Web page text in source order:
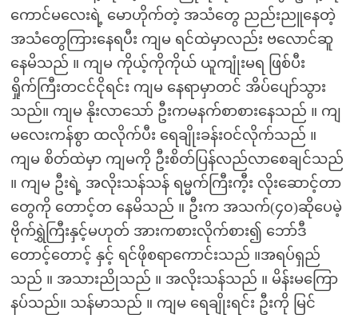
ကောင်မလေး‌ရဲ့ မောဟိုက်တဲ့ အသံတွေ ညည်းညူနေတဲ့
အသံတွေကြားနေရပီး ကျမ ရင်ထဲမှာလည်း ဗလောင်ဆူ
နေမိသည် ။ ကျမ ကိုယ့်ကိုကိုယ် ယူကျုံးမရ ဖြစ်ပီး
ရှိုက်ကြီးတငင်ငိုရင်း ကျမ‌ နေရာမှာတင် အိပ်ပျော်သွား
သည်။ ကျမ နိုးလာသော် ဦးကမနက်စာစားနေသည် ။ ကျ
မလေးကန်စွာ ထလိုက်ပီး ရေချိုးခန်းဝင်လိုက်သည် ။
ကျမ စိတ်ထဲမှာ ကျမကို ဦးစိတ်ပြန်လည်လာစေချင်သည်
။ ကျမ ဦးရဲ့ အလိုးသန်သန် ရမ္မက်ကြီးကီ့း လိုးဆောင့်တာ
တွေကို တောင့်တ နေမိသည် ။ ဦးက အသက်(၄၀)ဆိုပေမဲ့
ဗိုက်ရွှဲကြီးနှင့်မဟုတ် အားကစားလိုက်စား၍ ဘော်ဒီ
တောင့်တောင့် နှင့် ရင်ဖိုစရာကောင်းသည် ။အရပ်ရှည်
သည် ။ အသားညိုသည် ။ အလိုးသန်သည် ။ မိန်းမကြော
နပ်သည်။ သန်မာသည် ။ ကျမ ရေချိုးရင်း ဦးကို မြင်